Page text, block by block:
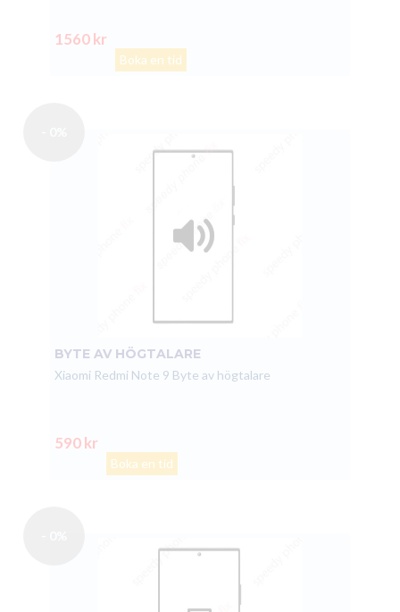
1560 kr
Boka en tid
BYTE AV HÖGTALARE
Xiaomi Redmi Note 9 Byte av högtalare
590 kr
Boka en tid